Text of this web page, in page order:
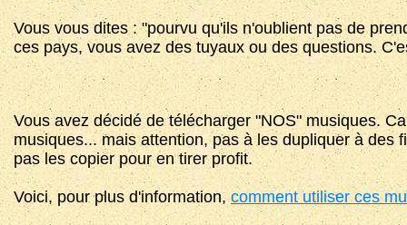
Vous vous dites : "pourvu qu'ils n'oublient pas de
ces pays, vous avez des tuyaux ou des questions.
Vous avez décidé de télécharger "NOS" musiques.
musiques... mais attention, pas à les dupliquer à des
pas les copier pour en tirer profit.
Voici, pour plus d'information,comment utiliser ces